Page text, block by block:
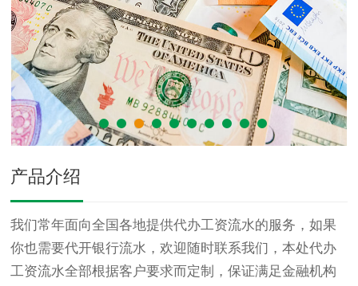
产品介绍
我们常年面向全国各地提供代办工资流水的服务，如果
你也需要代开银行流水，欢迎随时联系我们，本处代办
工资流水全部根据客户要求而定制，保证满足金融机构